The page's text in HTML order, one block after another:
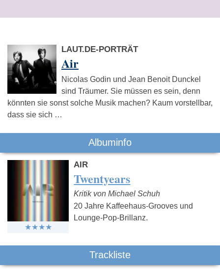
LAUT.DE-PORTRÄT
Air
Nicolas Godin und Jean Benoit Dunckel
sind Träumer. Sie müssen es sein, denn
könnten sie sonst solche Musik machen? Kaum vorstellbar,
dass sie sich …
Albuminfo
AIR
Twentyears
Kritik von Michael Schuh
20 Jahre Kaffeehaus-Grooves und
Lounge-Pop-Brillanz.
Trackliste